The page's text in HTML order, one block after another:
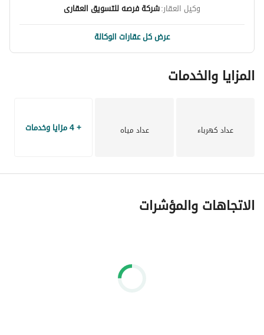
وكيل العقار:شركة فرصه للتسويق العقارى
عرض كل عقارات الوكالة
المزايا والخدمات
عداد كهرباء عداد مياه + 4 مزايا وخدمات
الاتجاهات والمؤشرات